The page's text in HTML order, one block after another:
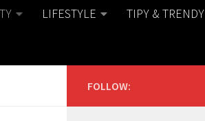
LIFESTYLE TIPY & TRENDY
FOLLOW: